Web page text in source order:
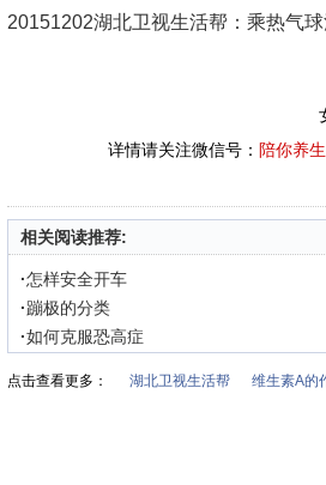
20151202湖北卫视生活帮：乘热气
详情请关注微信号： 陪你养生
相关阅读推荐:
·怎样安全开车
·蹦极的分类
·如何克服恐高症
点击查看更多： 湖北卫视生活帮 维生素A的